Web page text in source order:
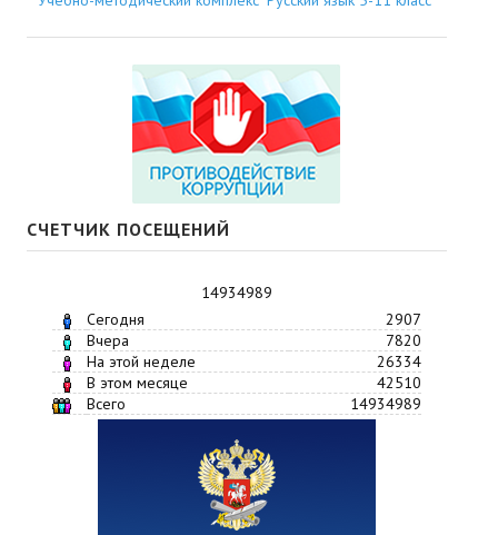
СЧЕТЧИК ПОСЕЩЕНИЙ
14934989
Сегодня
2907
Вчера
7820
На этой неделе
26334
В этом месяце
42510
Всего
14934989